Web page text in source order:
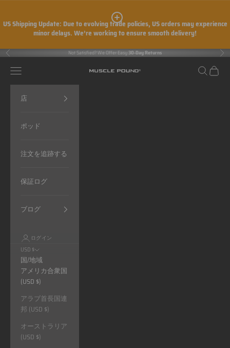
US Shipping Update: Due to evolving trade policies, US orders may experience
minor delays. We’re working to ensure smooth delivery!
前へ Not Satisfied? We Offer Easy30-Day Returns 次
MUSCLE POUND®
メニュー 検索カート
店
ポッド
注文を追跡する
保証ログ
ブログ
ログイン
USD $
国/地域
アメリカ合衆国
(USD $)
アラブ首長国連
邦 (USD $)
オーストラリア
(USD $)